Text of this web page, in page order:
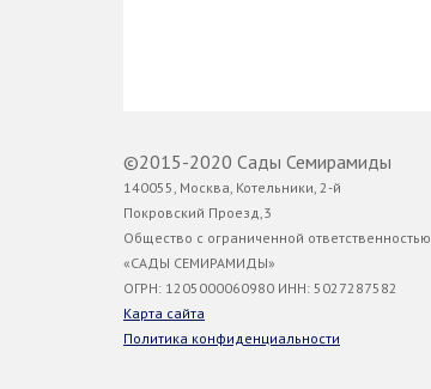
©2015-2020 Сады Семирамиды
140055, Москва, Котельники, 2-й
Покровский Проезд,3
Общество с ограниченной ответственностью
«САДЫ СЕМИРАМИДЫ»
ОГРН: 1205000060980 ИНН: 5027287582
Карта сайта
Политика конфиденциальности